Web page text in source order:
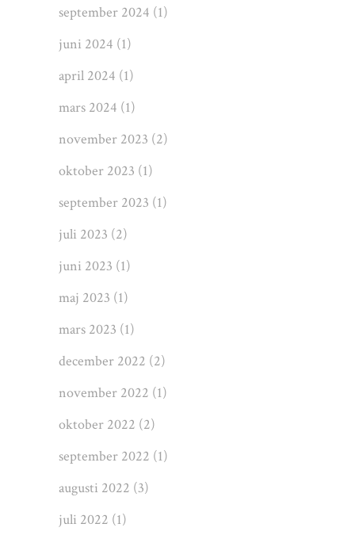
september 2024 (1)
juni 2024 (1)
april 2024 (1)
mars 2024 (1)
november 2023 (2)
oktober 2023 (1)
september 2023 (1)
juli 2023 (2)
juni 2023 (1)
maj 2023 (1)
mars 2023 (1)
december 2022 (2)
november 2022 (1)
oktober 2022 (2)
september 2022 (1)
augusti 2022 (3)
juli 2022 (1)